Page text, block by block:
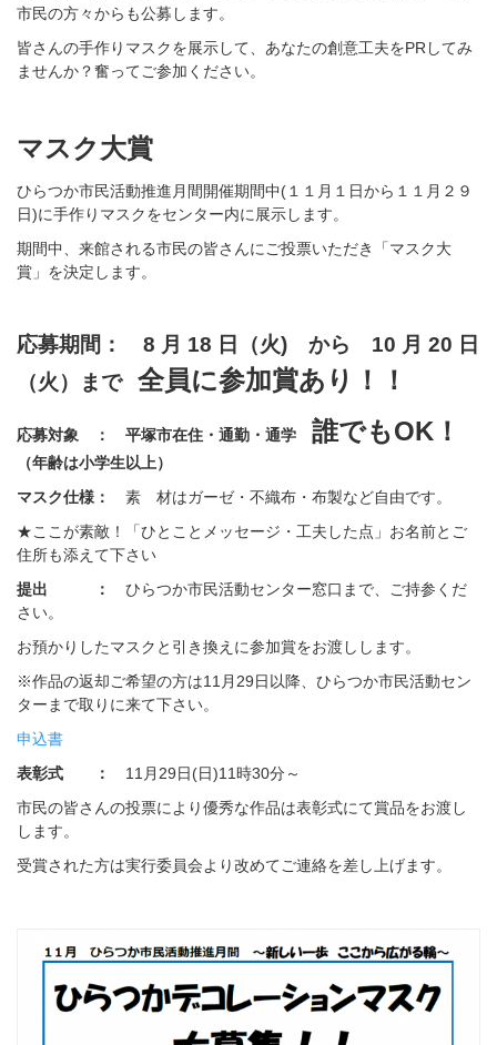
市民の方々からも公募します。
皆さんの手作りマスクを展示して、あなたの創意工夫をPRしてみ
ませんか？奮ってご参加ください。
マスク大賞
ひらつか市民活動推進月間開催期間中(１１月１日から１１月２９
日)に手作りマスクをセンター内に展示します。
期間中、来館される市民の皆さんにご投票いただき「マスク大
賞」を決定します。
応募期間： 8 月 18 日（火) から 10 月 20 日
（火）まで
全員に参加賞あり！！
応募対象 ： 平塚市在住・通勤・通学 誰でもOK！
（年齢は小学生以上）
マスク仕様： 素 材はガーゼ・不織布・布製など自由です。
★ここが素敵！「ひとことメッセージ・工夫した点」お名前とご
住所も添えて下さい
提出 ： ひらつか市民活動センター窓口まで、ご持参くだ
さい。
お預かりしたマスクと引き換えに参加賞をお渡しします。
※作品の返却ご希望の方は11月29日以降、ひらつか市民活動セン
ターまで取りに来て下さい。
申込書
表彰式 ： 11月29日(日)11時30分～
市民の皆さんの投票により優秀な作品は表彰式にて賞品をお渡し
します。
受賞された方は実行委員会より改めてご連絡を差し上げます。